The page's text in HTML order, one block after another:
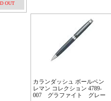
OUT
カランダッシュ ボールペン
レマン コレクション 4789-
007 グラファイト グレー